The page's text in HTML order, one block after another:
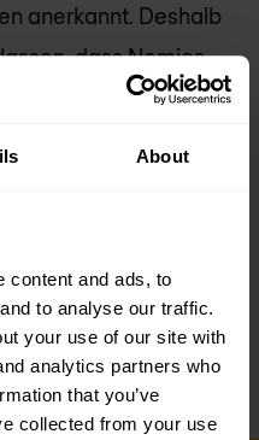
About
content and ads, to
to analyse our traffic.
your use of our site with
analytics partners who
that you’ve
collected from your use
anerkannt. Deshalb
dass Nomios
Know-hows und